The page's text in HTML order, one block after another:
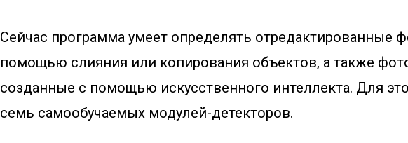
Сейчас программа умеет определять отредактированные
помощью слияния или копирования объектов, а также
созданные с помощью искусственного интеллекта. Для
семь самообучаемых модулей-детекторов.